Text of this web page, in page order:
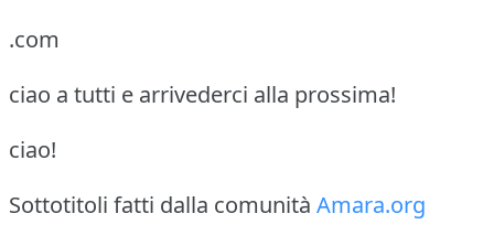
.com
ciao a tutti e arrivederci alla prossima!
ciao!
Sottotitoli fatti dalla comunità Amara.org